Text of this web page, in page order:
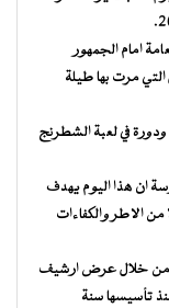
امام الجمهور
مرت بها طيلة
ودورة في لعبة الشطرنج
ان هذا اليوم يهدف
الاطر والكفاءات
من خلال عرض ارشيف
تأسيسها سنة